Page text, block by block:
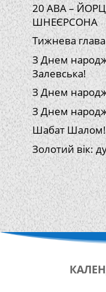
20 АВА –
ШНЕЄРСОНА
Тижнева глава
З Днем
Залевська!
З Днем
З Днем
Шабат Шалом!
Золотий вік: